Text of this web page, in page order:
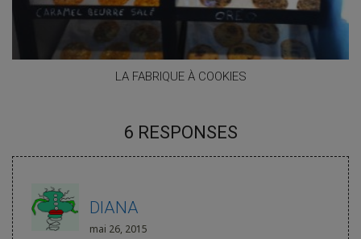
LA FABRIQUE À COOKIES
6 RESPONSES
DIANA
mai 26, 2015